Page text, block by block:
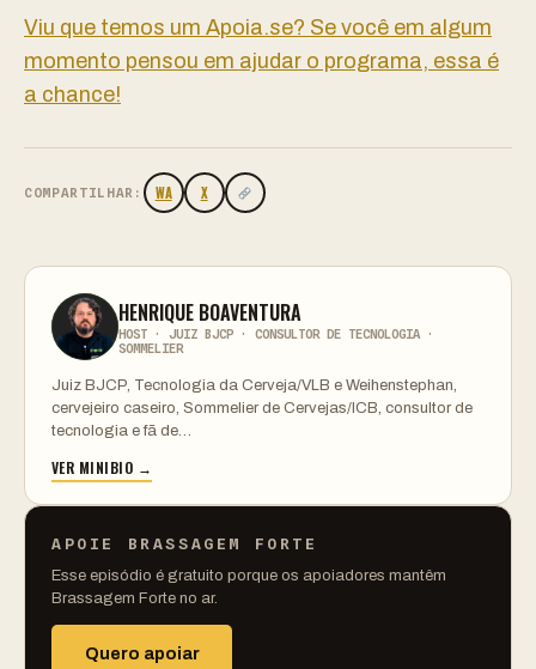
Viu que temos um Apoia.se? Se você em algum
momento pensou em ajudar o programa, essa é
a chance!
COMPARTILHAR: WA X
HENRIQUE BOAVENTURA
HOST · JUIZ BJCP · CONSULTOR DE TECNOLOGIA ·
SOMMELIER
Juiz BJCP, Tecnologia da Cerveja/VLB e Weihenstephan,
cervejeiro caseiro, Sommelier de Cervejas/ICB, consultor de
tecnologia e fã de…
VER MINIBIO →
APOIE BRASSAGEM FORTE
Esse episódio é gratuito porque os apoiadores mantêm
Brassagem Forte no ar.
Quero apoiar